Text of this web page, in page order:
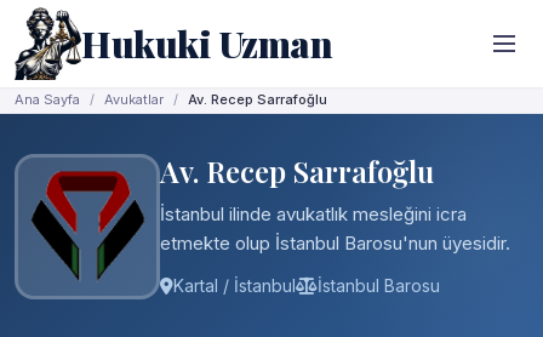
Hukuki Uzman
Ana Sayfa Avukatlar Av. Recep Sarrafoğlu
Av. Recep Sarrafoğlu
İstanbul ilinde avukatlık mesleğini icra
etmekte olup İstanbul Barosu'nun üyesidir.
Kartal / İstanbul İstanbul Barosu